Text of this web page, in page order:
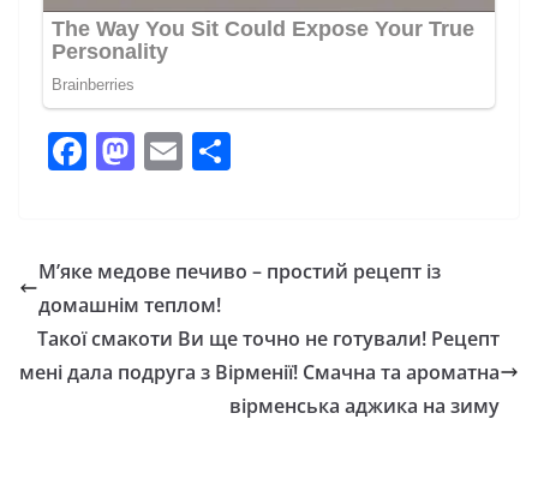
F
a
e
b
o
o
M
a
o
d
o
n
E
m
l л
т
и
с
М’яке медове печиво – простий рецепт із
домашнім теплом!
Такої смакоти Ви ще точно не готували! Рецепт
мені дала подруга з Вірменії! Смачна та ароматна
вірменська аджика на зиму